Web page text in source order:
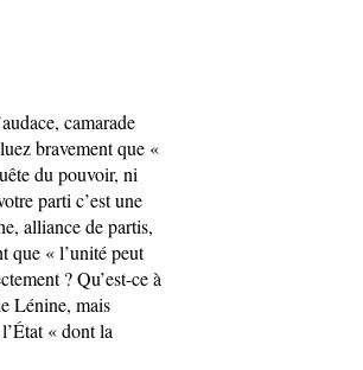
camarade
bravement que «
du pouvoir, ni
parti c’est une
alliance de partis,
que « l’unité peut
? Qu’est-ce à
Lénine, mais
« dont la